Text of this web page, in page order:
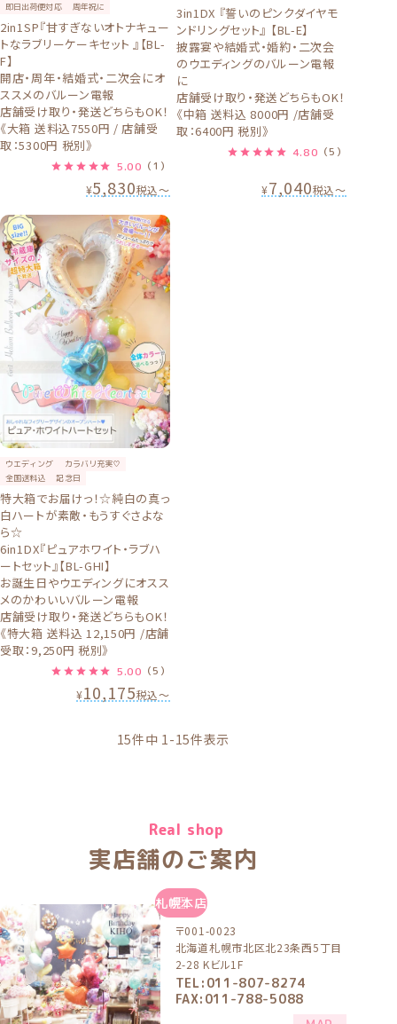
即日出荷便対応
周年祝に
2in1SP『甘すぎないオトナキュー
トなラブリーケーキセット 』【BL-
F】
開店・周年・結婚式・二次会にオ
ススメのバルーン電報
店舗受け取り・発送どちらもOK！
《大箱 送料込7550円 / 店舗受
取：5300円 税別》
5.00 （1）
¥5,830税込〜
3in1DX 『誓いのピンクダイヤモ
ンドリングセット』 【BL-E】
披露宴や結婚式・婚約・二次会
のウエディングのバルーン電報
に
店舗受け取り・発送どちらもOK！
《中箱 送料込 8000円 /店舗受
取：6400円 税別》
4.80 （5）
¥7,040税込〜
ウエディング
カラバリ充実♡
全国送料込
記念日
特大箱でお届けっ！☆純白の真っ
白ハートが素敵・もうすぐさよな
ら☆
6in1DX『ピュアホワイト・ラブハ
ートセット』【BL-GHI】
お誕生日やウエディングにオスス
メのかわいいバルーン電報
店舗受け取り・発送どちらもOK！
《特大箱 送料込 12,150円 /店舗
受取：9,250円 税別》
5.00 （5）
¥10,175税込〜
15件中 1-15件表示
Real shop
実店舗のご案内
札幌本店
〒001-0023
北海道札幌市北区北23条西5丁目
2-28 Kビル1F
TEL:011-807-8274
FAX:011-788-5088